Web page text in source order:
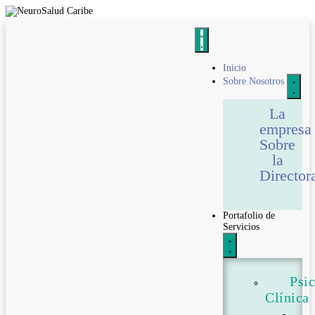
Inicio
Sobre Nosotros
La
empresa
Sobre
la
Portafolio de
Servicios
Clínica